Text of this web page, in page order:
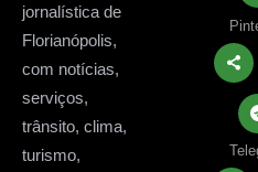
jornalística de
Florianópolis,
com notícias,
serviços,
trânsito, clima,
turismo,